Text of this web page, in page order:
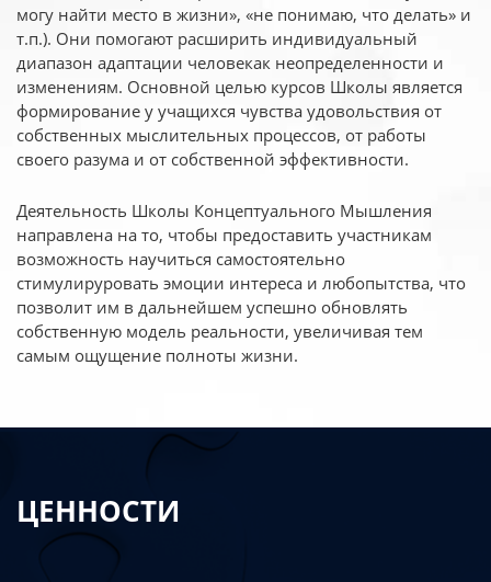
могу найти место в жизни», «не понимаю, что делать» и
т.п.). Они помогают расширить индивидуальный
диапазон адаптации человекак неопределенности и
изменениям. Основной целью курсов Школы является
формирование у учащихся чувства удовольствия от
собственных мыслительных процессов, от работы
своего разума и от собственной эффективности.
Деятельность Школы Концептуального Мышления
направлена на то, чтобы предоставить участникам
возможность научиться самостоятельно
стимулируровать эмоции интереса и любопытства, что
позволит им в дальнейшем успешно обновлять
собственную модель реальности, увеличивая тем
самым ощущение полноты жизни.
ЦЕННОСТИ